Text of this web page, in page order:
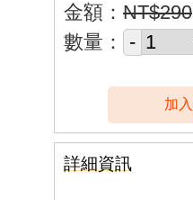
金額： NT$290
數量：
詳細資訊